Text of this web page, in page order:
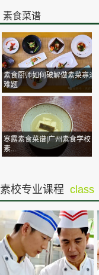
素食菜谱
素食厨师如何破解做素菜寡淡
难题
寒露素食菜谱|广州素食学校
素...
素校专业课程 class